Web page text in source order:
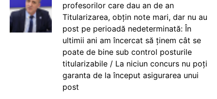
profesorilor care dau an de an
Titularizarea, obțin note mari, dar nu au
post pe perioadă nedeterminată: În
ultimii ani am încercat să ținem cât se
poate de bine sub control posturile
titularizabile / La niciun concurs nu poți
garanta de la început asigurarea unui
post